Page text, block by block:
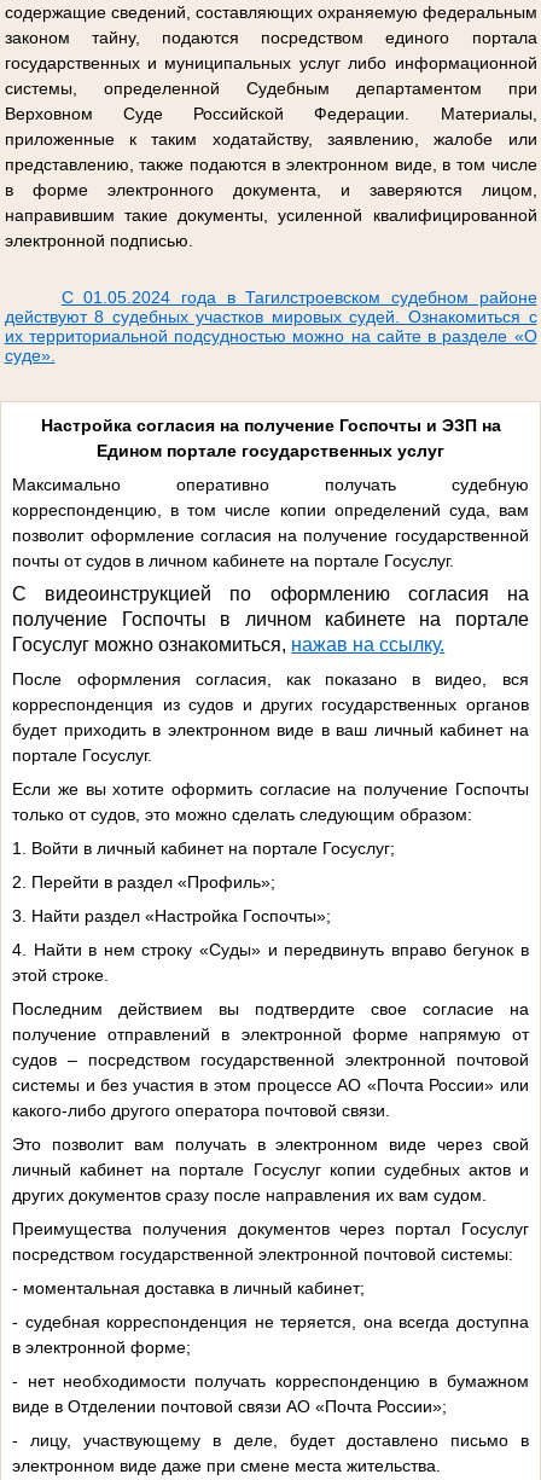
содержащие сведений, составляющих охраняемую федеральным
законом тайну, подаются посредством единого портала
государственных и муниципальных услуг либо информационной
системы, определенной Судебным департаментом при
Верховном Суде Российской Федерации. Материалы,
приложенные к таким ходатайству, заявлению, жалобе или
представлению, также подаются в электронном виде, в том числе
в форме электронного документа, и заверяются лицом,
направившим такие документы, усиленной квалифицированной
электронной подписью.
С 01.05.2024 года в Тагилстроевском судебном районе
действуют 8 судебных участков мировых судей. Ознакомиться с
их территориальной подсудностью можно на сайте в разделе «О
суде».
Настройка согласия на получение Госпочты и ЭЗП на
Едином портале государственных услуг
Максимально оперативно получать судебную
корреспонденцию, в том числе копии определений суда, вам
позволит оформление согласия на получение государственной
почты от судов в личном кабинете на портале Госуслуг.
С видеоинструкцией по оформлению согласия на
получение Госпочты в личном кабинете на портале
Госуслуг можно ознакомиться, нажав на ссылку.
После оформления согласия, как показано в видео, вся
корреспонденция из судов и других государственных органов
будет приходить в электронном виде в ваш личный кабинет на
портале Госуслуг.
Если же вы хотите оформить согласие на получение Госпочты
только от судов, это можно сделать следующим образом:
1. Войти в личный кабинет на портале Госуслуг;
2. Перейти в раздел «Профиль»;
3. Найти раздел «Настройка Госпочты»;
4. Найти в нем строку «Суды» и передвинуть вправо бегунок в
этой строке.
Последним действием вы подтвердите свое согласие на
получение отправлений в электронной форме напрямую от
судов – посредством государственной электронной почтовой
системы и без участия в этом процессе АО «Почта России» или
какого-либо другого оператора почтовой связи.
Это позволит вам получать в электронном виде через свой
личный кабинет на портале Госуслуг копии судебных актов и
других документов сразу после направления их вам судом.
Преимущества получения документов через портал Госуслуг
посредством государственной электронной почтовой системы:
- моментальная доставка в личный кабинет;
- судебная корреспонденция не теряется, она всегда доступна
в электронной форме;
- нет необходимости получать корреспонденцию в бумажном
виде в Отделении почтовой связи АО «Почта России»;
- лицу, участвующему в деле, будет доставлено письмо в
электронном виде даже при смене места жительства.